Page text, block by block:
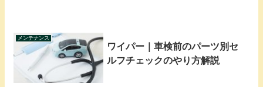
メンテナンス
ワイパー｜車検前のパーツ別セ
ルフチェックのやり方解説